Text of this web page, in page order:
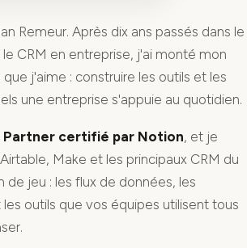
Remeur. Après dix ans passés dans le
CRM en entreprise, j'ai monté mon
j'aime : construire les outils et les
une entreprise s'appuie au quotidien.
Partner certifié par Notion, et je
Make et les principaux CRM du
de jeu : les flux de données, les
outils que vos équipes utilisent tous